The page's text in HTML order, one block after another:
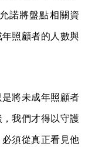
諾將盤點相關資
照顧者的人數與
將未成年照顧者
我們才得以守護
須從真正看見他